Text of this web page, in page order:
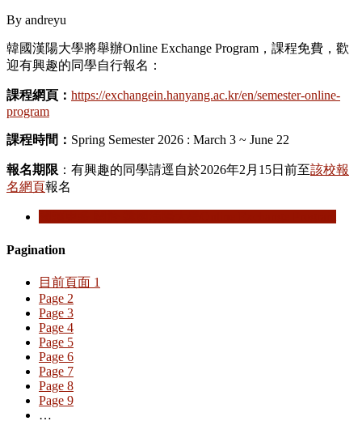
By andreyu
韓國漢陽大學將舉辦Online Exchange Program，課程免費，歡
迎有興趣的同學自行報名：
課程網頁： https://exchangein.hanyang.ac.kr/en/semester-online-
program
課程時間： Spring Semester 2026 : March 3 ~ June 22
報名期限 ：有興趣的同學請逕自於2026年2月15日前至該校報
名網頁報名
Pagination
目前頁面 1
Page 2
Page 3
Page 4
Page 5
Page 6
Page 7
Page 8
Page 9
…